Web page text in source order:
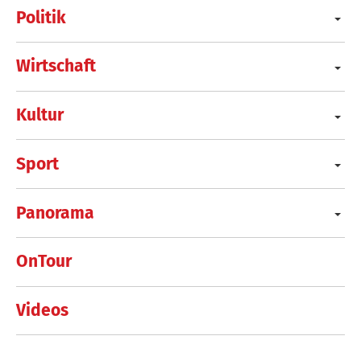
Politik
Wirtschaft
Kultur
Sport
Panorama
OnTour
Videos